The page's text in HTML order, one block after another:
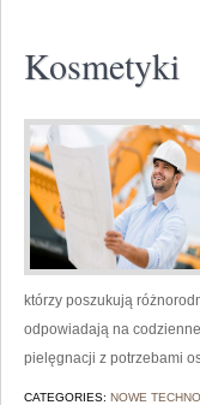
Kosmetyki
którzy poszukują
odpowiadają na
pielęgnacji z potrzebami
CATEGORIES: NOWE